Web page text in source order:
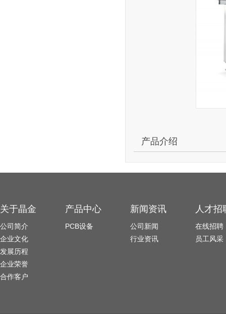
产品介绍
关于晶金
公司简介
企业文化
发展历程
企业荣誉
合作客户
产品中心
PCB设备
新闻资讯
公司新闻
行业资讯
人才招
在线招聘
员工风采